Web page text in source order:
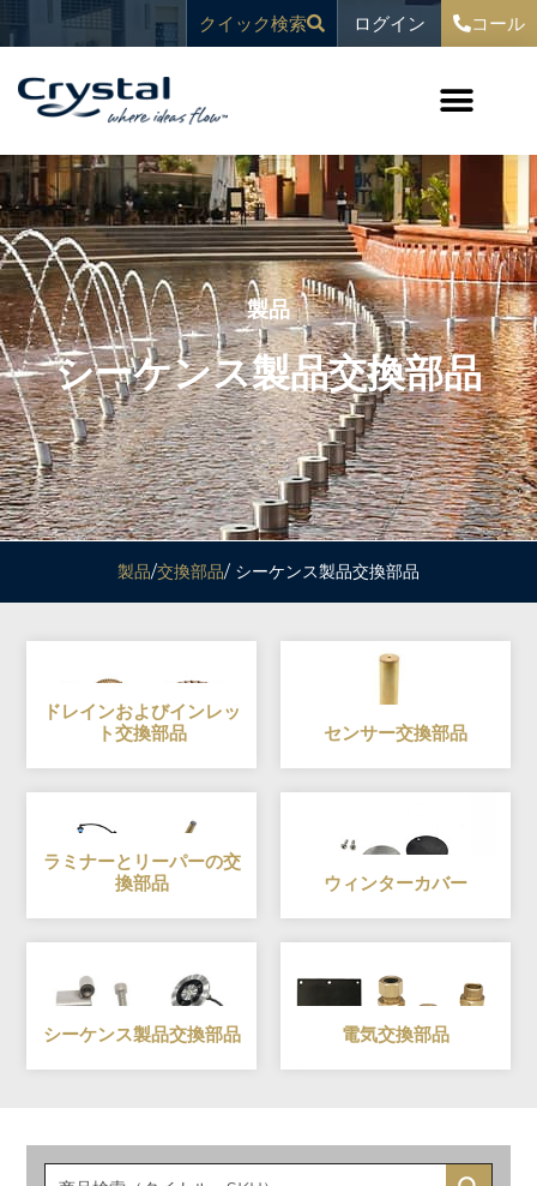
ス
ッ
ン
ス
キ
ッ
プ
クイック検索 ログイン コール
製品
シーケンス製品交換部品
製品/交換部品/ シーケンス製品交換部品
ドレインおよびインレッ
ト交換部品
センサー交換部品
ラミナーとリーパーの交
換部品
ウィンターカバー
シーケンス製品交換部品 電気交換部品